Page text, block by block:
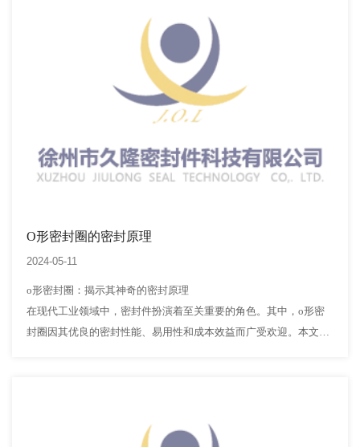
O形密封圈的密封原理
2024-05-11
o形密封圈：揭示其神奇的密封原理
在现代工业领域中，密封件扮演着至关重要的角色。其中，o形密
封圈因其优良的密封性能、易用性和成本效益而广受欢迎。本文将